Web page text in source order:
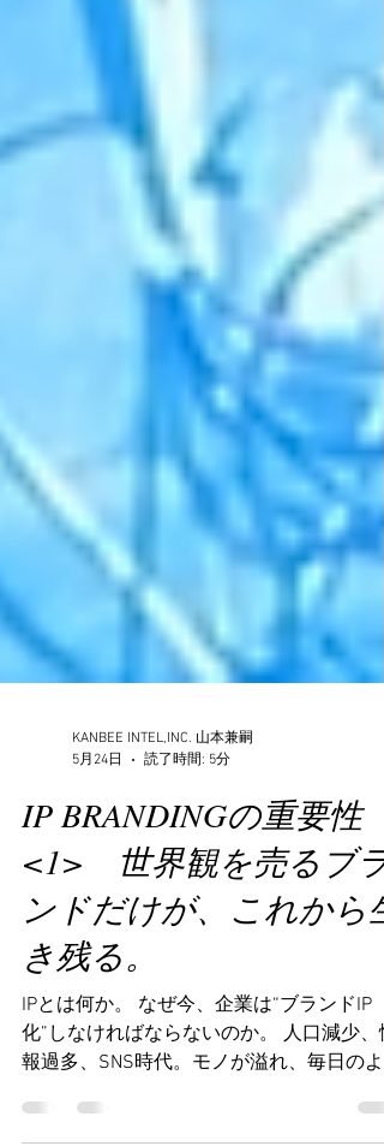
KANBEE INTEL,INC. 山本兼嗣
5月24日
読了時間: 5分
IP BRANDINGの重要性
<1> 世界観を売るブラ
ンドだけが、これから生
き残る。
IPとは何か。 なぜ今、企業は“ブランドIP
化”しなければならないのか。 人口減少、